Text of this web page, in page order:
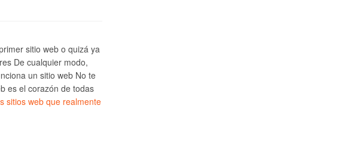
sitio web o quizá ya
De cualquier modo,
un sitio web No te
es el corazón de todas
sitios web que realmente